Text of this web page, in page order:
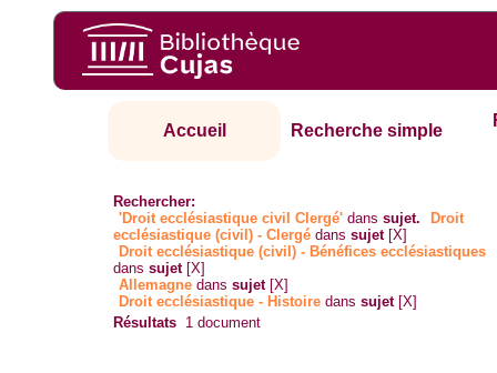
Accueil Recherche simple
Rechercher:
'Droit ecclésiastique civil Clergé' danssujet.
Droit
ecclésiastique (civil) - Clergé danssujet [X]
Droit ecclésiastique (civil) - Bénéfices ecclésiastiques
danssujet [X]
Allemagne danssujet [X]
Droit ecclésiastique - Histoire danssujet [X]
Résultats 1 document